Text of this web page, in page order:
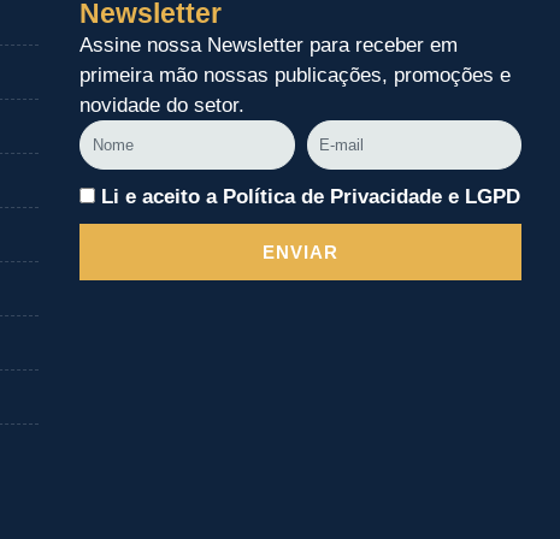
Newsletter
Assine nossa Newsletter para receber em
primeira mão nossas publicações, promoções e
novidade do setor.
Nome
E-
mail
Li e aceito a Política de Privacidade e LGPD
ENVIAR